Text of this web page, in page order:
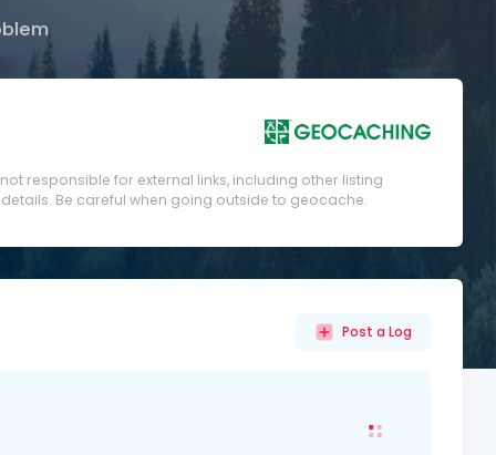
responsible for external links, including other listing
Be careful when going outside to geocache.
Post a Log